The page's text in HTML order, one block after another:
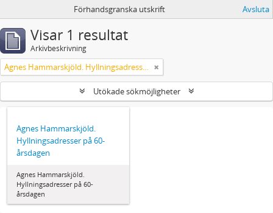
Förhandsgranska utskrift Avsluta
Visar 1 resultat
Arkivbeskrivning
Agnes Hammarskjöld. Hyllningsadresser på 60-årsdagen
Utökade sökmöjligheter
Agnes Hammarskjöld.
Hyllningsadresser på 60-
årsdagen
Agnes Hammarskjöld.
Hyllningsadresser på 60-
årsdagen